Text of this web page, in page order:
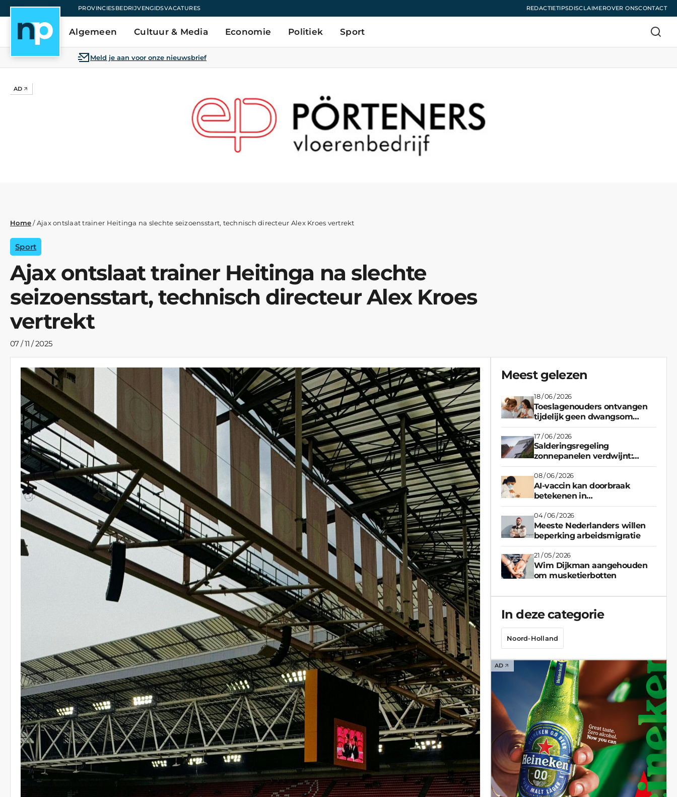
PROVINCIESBEDRIJVENGIDSVACATURES REDACTIETIPSDISCLAIMEROVER ONSCONTACT
Algemeen Cultuur & Media Economie Politiek Sport
Meld je aan voor onze nieuwsbrief
AD
Home/Ajax ontslaat trainer Heitinga na slechte seizoensstart, technisch directeur Alex Kroes vertrekt
Sport
Ajax ontslaat trainer Heitinga na slechte
seizoensstart, technisch directeur Alex Kroes
vertrekt
07 / 11 / 2025
Meest gelezen
18 / 06 / 2026
Toeslagenouders ontvangen
tijdelijk geen dwangsom
meer na vastgelopen
regeling
17 / 06 / 2026
Salderingsregeling
zonnepanelen verdwijnt:
heeft het nog zin om stroom
terug te leveren?
08 / 06 / 2026
AI-vaccin kan doorbraak
betekenen in
pandemiebestrijding
04 / 06 / 2026
Meeste Nederlanders willen
beperking arbeidsmigratie
21 / 05 / 2026
Wim Dijkman aangehouden
om musketierbotten
In deze categorie
Noord-Holland
AD